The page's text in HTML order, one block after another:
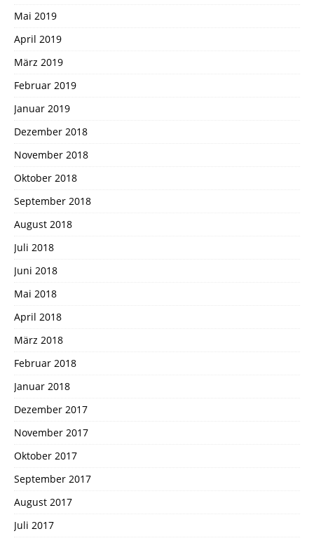
Mai 2019
April 2019
März 2019
Februar 2019
Januar 2019
Dezember 2018
November 2018
Oktober 2018
September 2018
August 2018
Juli 2018
Juni 2018
Mai 2018
April 2018
März 2018
Februar 2018
Januar 2018
Dezember 2017
November 2017
Oktober 2017
September 2017
August 2017
Juli 2017